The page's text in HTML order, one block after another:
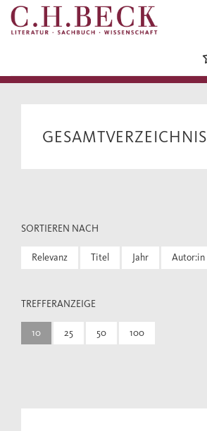
GESAMTVERZEICHNIS
SORTIEREN NACH
Relevanz Titel Jahr Autor:in
TREFFERANZEIGE
10 25 50 100